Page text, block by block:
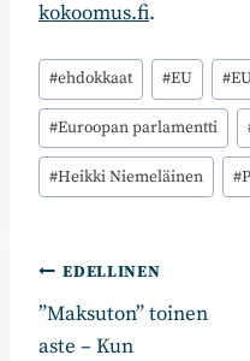
kokoomus.fi.
Avainsanat:
#ehdokkaat #EU #
#Euroopan parlamentti
#Heikki Niemeläinen #
Artikkelien
selaus
EDELLINEN
”Maksuton” toinen
aste – Kun